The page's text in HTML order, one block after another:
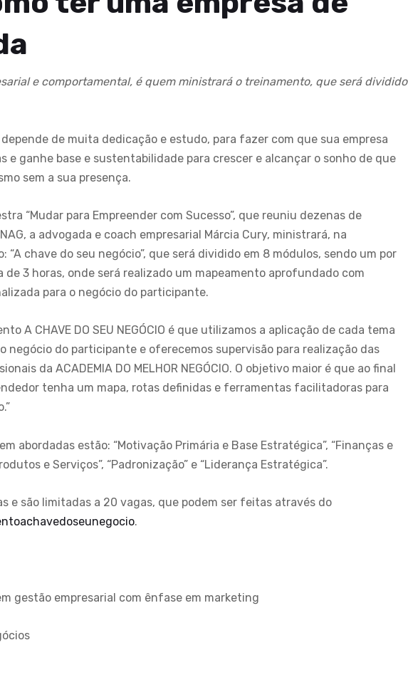
e comportamental, é quem ministrará o treinamento, que será dividido
de muita dedicação e estudo, para fazer com que sua empresa
e ganhe base e sustentabilidade para crescer e alcançar o sonho de que
sem a sua presença.
“Mudar para Empreender com Sucesso”, que reuniu dezenas de
a advogada e coach empresarial Márcia Cury, ministrará, na
“A chave do seu negócio”, que será dividido em 8 módulos, sendo um por
de 3 horas, onde será realizado um mapeamento aprofundado com
para o negócio do participante.
A CHAVE DO SEU NEGÓCIO é que utilizamos a aplicação de cada tema
negócio do participante e oferecemos supervisão para realização das
da ACADEMIA DO MELHOR NEGÓCIO. O objetivo maior é que ao final
tenha um mapa, rotas definidas e ferramentas facilitadoras para
abordadas estão: “Motivação Primária e Base Estratégica”, “Finanças e
e Serviços”, “Padronização” e “Liderança Estratégica”.
e são limitadas a 20 vagas, que podem ser feitas através do
.
gestão empresarial com ênfase em marketing